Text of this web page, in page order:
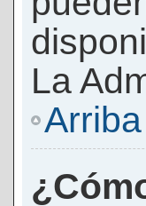
La
Arriba